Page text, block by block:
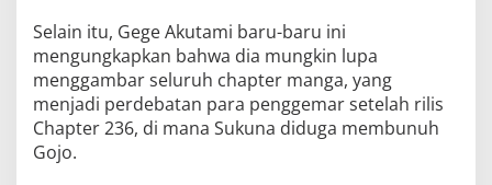
Selain itu, Gege Akutami baru-baru ini
mengungkapkan bahwa dia mungkin lupa
menggambar seluruh chapter manga, yang
menjadi perdebatan para penggemar setelah rilis
Chapter 236, di mana Sukuna diduga membunuh
Gojo.